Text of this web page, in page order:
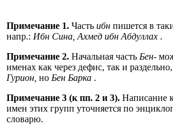
Примечание 1. Часть ибн пишется в
напр.: Ибн Сина, Ахмед ибн Абдуллах .
Примечание 2. Начальная часть Бен-
именах как через дефис, так и
Гурион, но Бен Барка .
Примечание 3 (к пп. 2 и 3). Написание
имен этих групп уточняется по
словарю.